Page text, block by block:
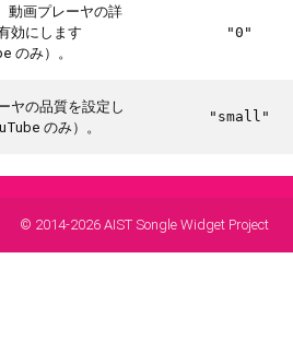
動画プレーヤの詳
効にします
のみ）。
"0"
ヤの品質を設定し
のみ）。
"small"
© 2014-2026 AIST Songle Widget Project